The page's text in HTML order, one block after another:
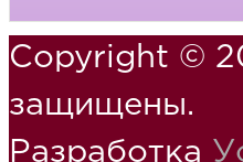
Copyright ©
защищены.
Разработка